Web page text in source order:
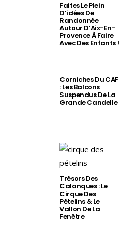
Faites Le Plein
D’idées De
Randonnée
Autour D’Aix-En-
Provence À Faire
Avec Des Enfants !
Corniches Du CAF
: Les Balcons
Suspendus De La
Grande Candelle
Trésors Des
Calanques : Le
Cirque Des
Pételins & Le
Vallon De La
Fenêtre